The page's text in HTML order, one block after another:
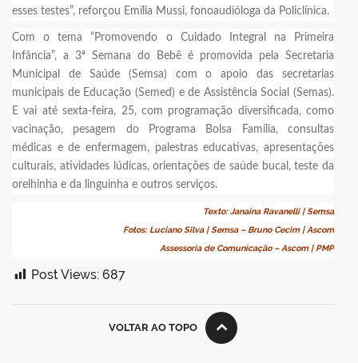
esses testes”, reforçou Emília Mussi, fonoaudióloga da Policlínica.
Com o tema “Promovendo o Cuidado Integral na Primeira
Infância”, a 3ª Semana do Bebê é promovida pela Secretaria
Municipal de Saúde (Semsa) com o apoio das secretarias
municipais de Educação (Semed) e de Assistência Social (Semas).
E vai até sexta-feira, 25, com programação diversificada, como
vacinação, pesagem do Programa Bolsa Família, consultas
médicas e de enfermagem, palestras educativas, apresentações
culturais, atividades lúdicas, orientações de saúde bucal, teste da
orelhinha e da linguinha e outros serviços.
Texto: Janaina Ravanelli | Semsa
Fotos: Luciano Silva | Semsa – Bruno Cecim | Ascom
Assessoria de Comunicação – Ascom | PMP
Post Views: 687
VOLTAR AO TOPO